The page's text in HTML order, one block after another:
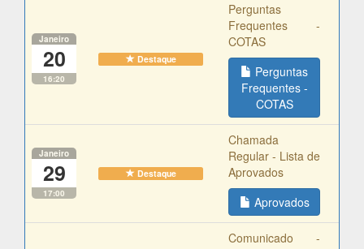
Janeiro
20
16:20
Destaque
Perguntas
Frequentes -
COTAS
Perguntas
Frequentes -
COTAS
Janeiro
29
17:00
Destaque
Chamada
Regular - Lista de
Aprovados
Aprovados
Comunicado -